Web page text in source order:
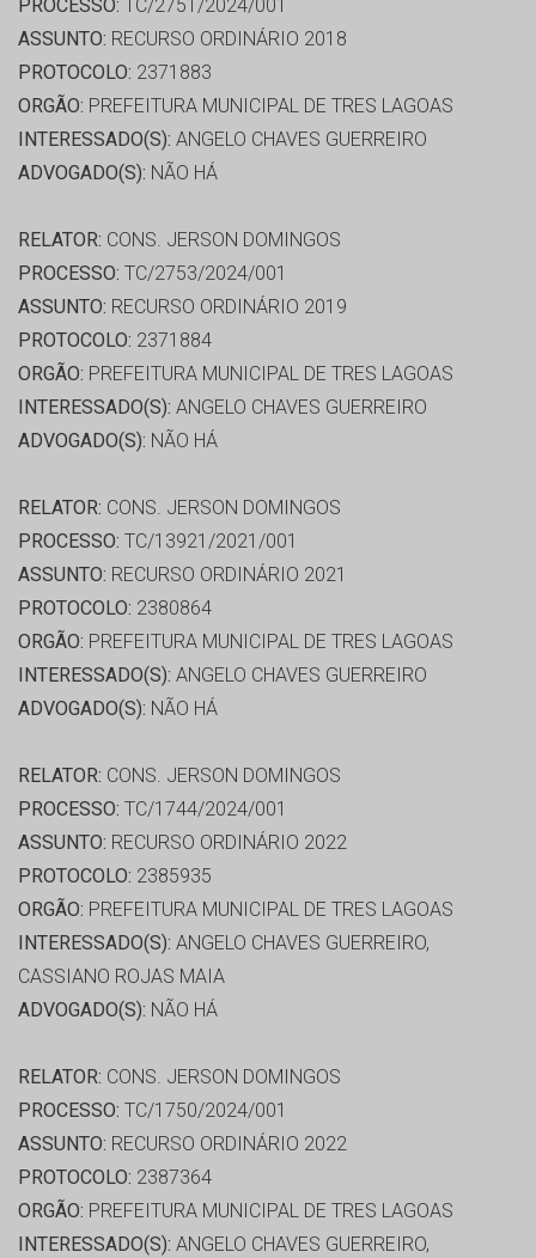
PROCESSO: TC/2751/2024/001
ASSUNTO: RECURSO ORDINÁRIO 2018
PROTOCOLO: 2371883
ORGÃO: PREFEITURA MUNICIPAL DE TRES LAGOAS
INTERESSADO(S): ANGELO CHAVES GUERREIRO
ADVOGADO(S): NÃO HÁ
RELATOR: CONS. JERSON DOMINGOS
PROCESSO: TC/2753/2024/001
ASSUNTO: RECURSO ORDINÁRIO 2019
PROTOCOLO: 2371884
ORGÃO: PREFEITURA MUNICIPAL DE TRES LAGOAS
INTERESSADO(S): ANGELO CHAVES GUERREIRO
ADVOGADO(S): NÃO HÁ
RELATOR: CONS. JERSON DOMINGOS
PROCESSO: TC/13921/2021/001
ASSUNTO: RECURSO ORDINÁRIO 2021
PROTOCOLO: 2380864
ORGÃO: PREFEITURA MUNICIPAL DE TRES LAGOAS
INTERESSADO(S): ANGELO CHAVES GUERREIRO
ADVOGADO(S): NÃO HÁ
RELATOR: CONS. JERSON DOMINGOS
PROCESSO: TC/1744/2024/001
ASSUNTO: RECURSO ORDINÁRIO 2022
PROTOCOLO: 2385935
ORGÃO: PREFEITURA MUNICIPAL DE TRES LAGOAS
INTERESSADO(S): ANGELO CHAVES GUERREIRO,
CASSIANO ROJAS MAIA
ADVOGADO(S): NÃO HÁ
RELATOR: CONS. JERSON DOMINGOS
PROCESSO: TC/1750/2024/001
ASSUNTO: RECURSO ORDINÁRIO 2022
PROTOCOLO: 2387364
ORGÃO: PREFEITURA MUNICIPAL DE TRES LAGOAS
INTERESSADO(S): ANGELO CHAVES GUERREIRO,